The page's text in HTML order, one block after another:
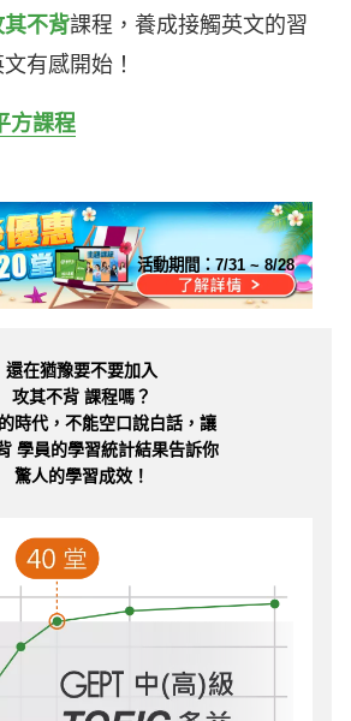
不背課程，養成接觸英文的習
有感開始！
方課程
活動期間：7/31 ~ 8/28
還在猶豫要不要加入
攻其不背 課程嗎？
時代，不能空口說白話，讓
學員的學習統計結果告訴你
驚人的學習成效！